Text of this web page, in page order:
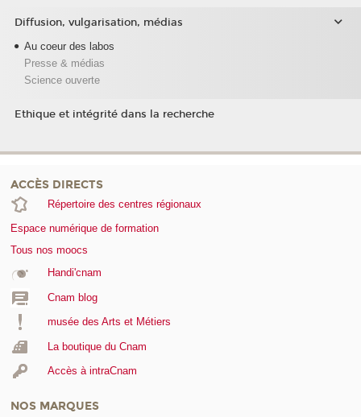
Diffusion, vulgarisation, médias
Au coeur des labos
Presse & médias
Science ouverte
Ethique et intégrité dans la recherche
ACCÈS DIRECTS
Répertoire des centres régionaux
Espace numérique de formation
Tous nos moocs
Handi'cnam
Cnam blog
musée des Arts et Métiers
La boutique du Cnam
Accès à intraCnam
NOS MARQUES